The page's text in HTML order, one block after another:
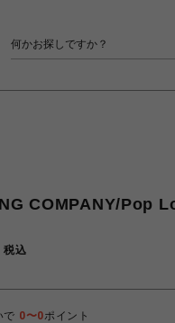
COMPANY/Pop
税込
で 0〜0ポイント